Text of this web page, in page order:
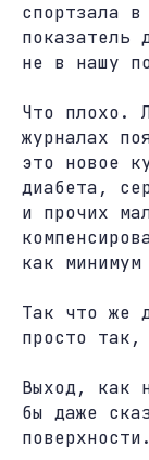
спортзала
показатель
не в нашу
Что плохо.
журналах
это новое
диабета,
и прочих
как
Так что же
просто
Выход, как
бы даже
поверхности.